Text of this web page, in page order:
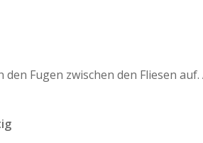
Fugen zwischen den Fliesen